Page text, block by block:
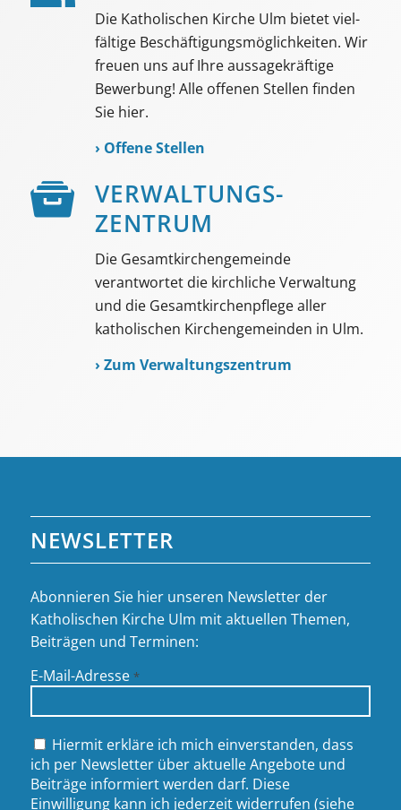
Die Katholischen Kirche Ulm bietet viel­
fältige Beschäf­tigungs­möglich­keiten. Wir
freuen uns auf Ihre aussage­kräftige
Bewerbung! Alle offenen Stellen finden
Sie hier.
› Offene Stellen
VER­WALTUNGS­­
ZENTRUM
Die Gesamtkirchengemeinde
verantwortet die kirchliche Verwaltung
und die Gesamtkirchenpflege aller
katholischen Kirchengemeinden in Ulm.
› Zum Verwaltungszentrum
NEWSLETTER
Abonnieren Sie hier unseren Newsletter der
Katholischen Kirche Ulm mit aktuellen Themen,
Beiträgen und Terminen:
E-Mail-Adresse *
Hiermit erkläre ich mich einverstanden, dass
ich per Newsletter über aktuelle Angebote und
Beiträge informiert werden darf. Diese
Einwilligung kann ich jederzeit widerrufen (siehe